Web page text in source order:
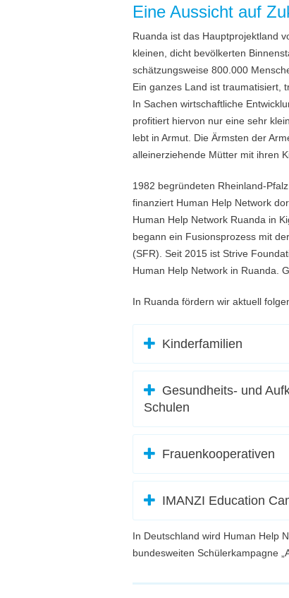
Eine Aussicht auf
Ruanda ist das Hauptprojektland
kleinen, dicht bevölkerten
schätzungsweise 800.000
Ein ganzes Land ist traumatisiert,
In Sachen wirtschaftliche
profitiert hiervon nur eine sehr
lebt in Armut. Die Ärmsten der
alleinerziehende Mütter mit ihren
1982 begründeten Rheinland-
finanziert Human Help Network
Human Help Network Ruanda in
begann ein Fusionsprozess mit
(SFR). Seit 2015 ist Strive
Human Help Network in Ruanda.
In Ruanda fördern wir aktuell
Kinderfamilien
Gesundheits- und
Schulen
Frauenkooperativen
IMANZI Education
In Deutschland wird Human Help
bundesweiten Schülerkampagne